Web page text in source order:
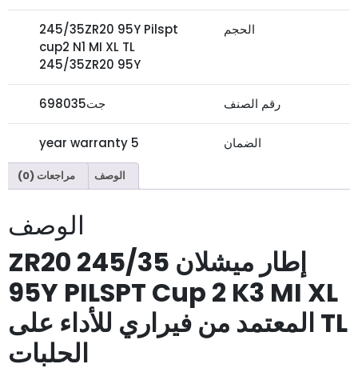
الحجم
245/35ZR20 95Y Pilspt
cup2 N1 MI XL TL
245/35ZR20 95Y
رقم الصنف جت698035
الضمان 5 year warranty
2026 الوصف مراجعات (0)
الوصف
إطار ميشلان 245/35 ZR20
95Y PILSPT Cup 2 K3 MI XL
TL المعتمد من فيراري للأداء على
الحلبات